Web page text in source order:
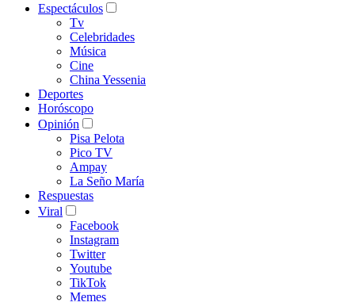
Espectáculos
Tv
Celebridades
Música
Cine
China Yessenia
Deportes
Horóscopo
Opinión
Pisa Pelota
Pico TV
Ampay
La Seño María
Respuestas
Viral
Facebook
Instagram
Twitter
Youtube
TikTok
Memes